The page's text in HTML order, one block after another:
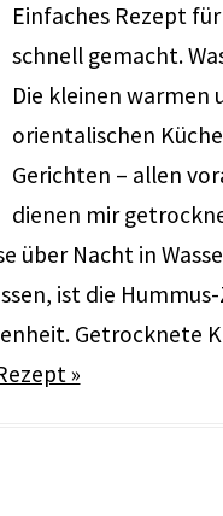
Einfaches Rezept
schnell gemacht.
Die kleinen warmen
orientalischen
Gerichten – allen
dienen mir
über Nacht in
ist die
Getrocknete
»